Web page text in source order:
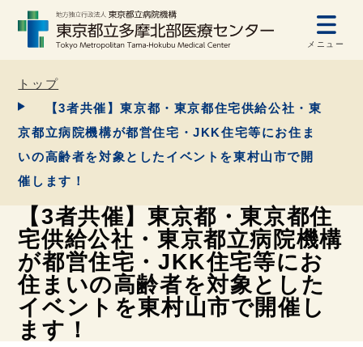
メニュー
トップ
【3者共催】東京都・東京都住宅供給公社・東
京都立病院機構が都営住宅・JKK住宅等にお住ま
いの高齢者を対象としたイベントを東村山市で開
催します！
【3者共催】東京都・東京都住
宅供給公社・東京都立病院機構
が都営住宅・JKK住宅等にお
住まいの高齢者を対象とした
イベントを東村山市で開催し
ます！